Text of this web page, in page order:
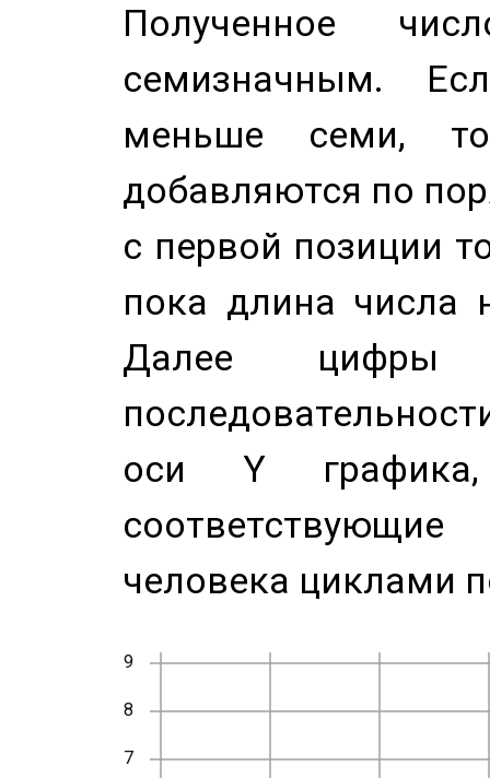
Полученное
семизначным.
меньше семи,
добавляются по
с первой позиции
пока длина числа
Далее цифры
оси Y
человека циклами